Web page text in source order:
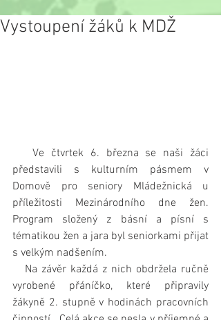
Vystoupení žáků k MDŽ
   Ve čtvrtek 6. března se naši žáci
představili s kulturním pásmem v
Domově pro seniory Mládežnická u
příležitosti Mezinárodního dne žen.
Program složený z básní a písní s
tématikou žen a jara byl seniorkami přijat
s velkým nadšením.
vyrobené přáníčko, které připravily
žákyně 2. stupně v hodinách pracovních